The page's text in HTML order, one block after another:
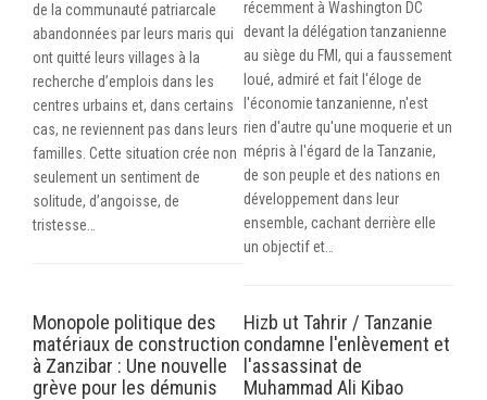
de la communauté patriarcale
abandonnées par leurs maris qui
ont quitté leurs villages à la
recherche d’emplois dans les
centres urbains et, dans certains
cas, ne reviennent pas dans leurs
familles. Cette situation crée non
seulement un sentiment de
solitude, d’angoisse, de
tristesse…
récemment à Washington DC
devant la délégation tanzanienne
au siège du FMI, qui a faussement
loué, admiré et fait l'éloge de
l'économie tanzanienne, n'est
rien d'autre qu'une moquerie et un
mépris à l'égard de la Tanzanie,
de son peuple et des nations en
développement dans leur
ensemble, cachant derrière elle
un objectif et…
Monopole politique des
matériaux de construction
à Zanzibar : Une nouvelle
grève pour les démunis
Hizb ut Tahrir / Tanzanie
condamne l'enlèvement et
l'assassinat de
Muhammad Ali Kibao